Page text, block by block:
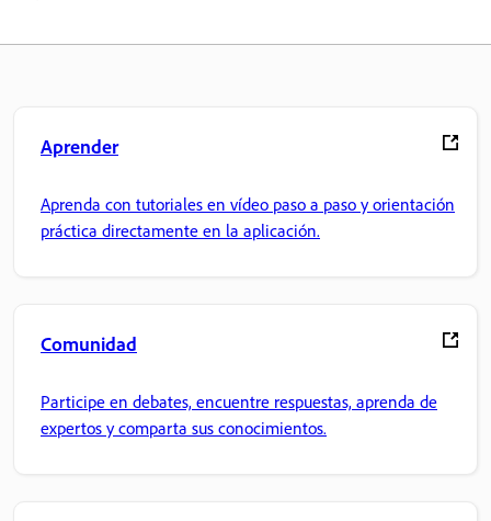
Aprender
Aprenda con tutoriales en vídeo paso a paso y orientación
práctica directamente en la aplicación.
Comunidad
Participe en debates, encuentre respuestas, aprenda de
expertos y comparta sus conocimientos.